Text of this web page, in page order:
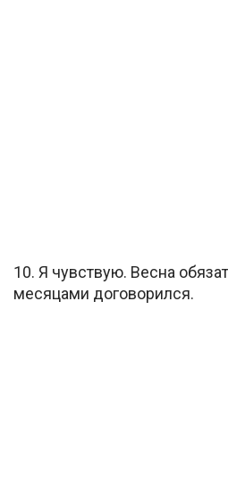
10. Я чувствую. Весна
месяцами договорился.